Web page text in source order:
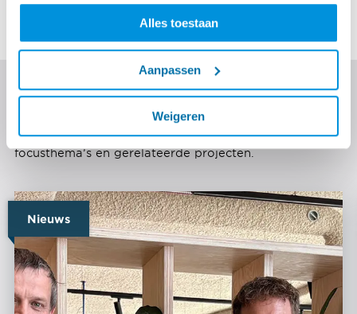
Alles toestaan
Aanpassen
Weigeren
Ontdek meer
Lees verder over de technieken die we inzetten, onze
focusthema’s en gerelateerde projecten.
Nieuws